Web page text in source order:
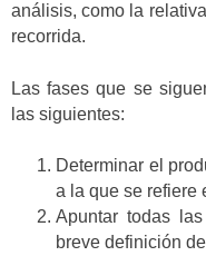
análisis, como la
recorrida.
Las fases que se
las siguientes:
Determinar el
a la que se refiere
Apuntar todas
breve definición